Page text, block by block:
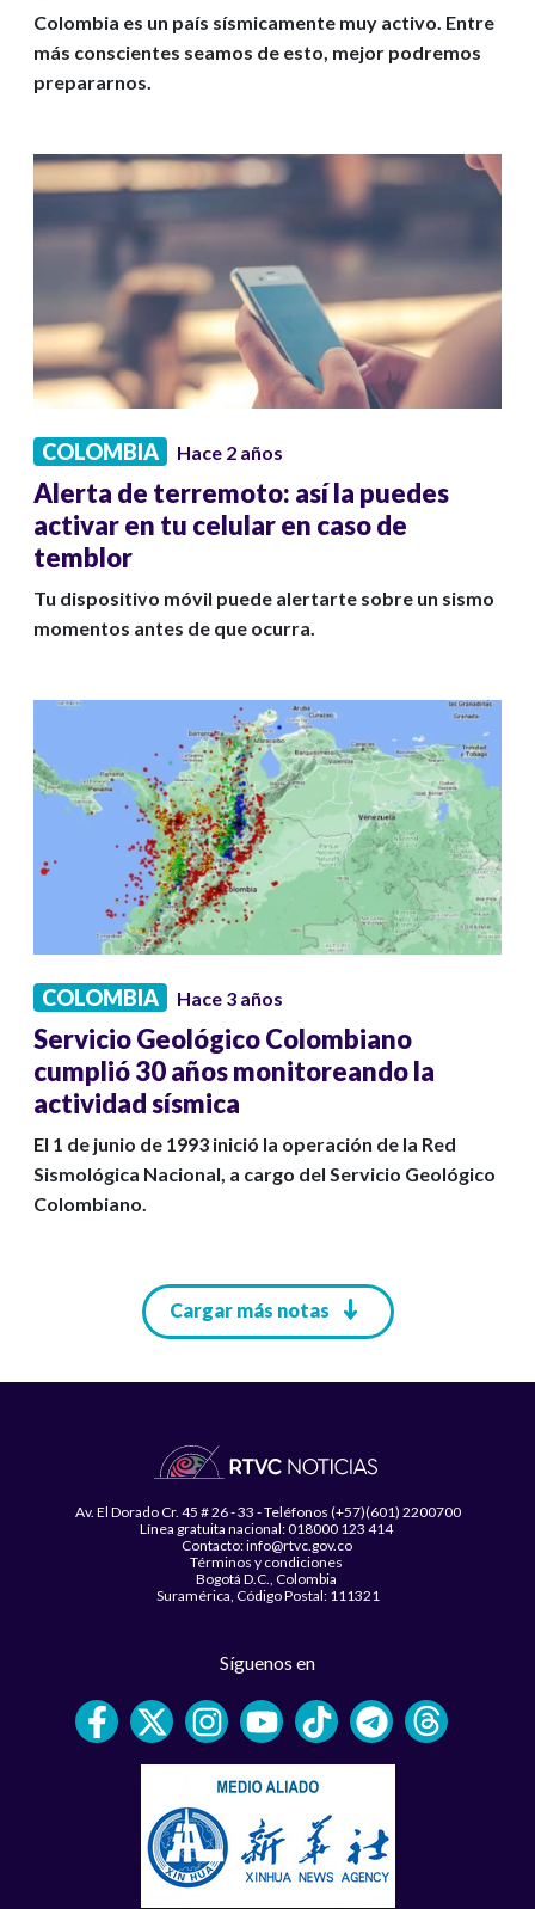
Colombia es un país sísmicamente muy activo. Entre
más conscientes seamos de esto, mejor podremos
prepararnos.
COLOMBIA Hace 2 años
Alerta de terremoto: así la puedes
activar en tu celular en caso de
temblor
Tu dispositivo móvil puede alertarte sobre un sismo
momentos antes de que ocurra.
COLOMBIA Hace 3 años
Servicio Geológico Colombiano
cumplió 30 años monitoreando la
actividad sísmica
El 1 de junio de 1993 inició la operación de la Red
Sismológica Nacional, a cargo del Servicio Geológico
Colombiano.
Cargar más notas
Av. El Dorado Cr. 45 # 26 - 33 - Teléfonos (+57)(601) 2200700
Línea gratuita nacional: 018000 123 414
Contacto: info@rtvc.gov.co
Términos y condiciones
Bogotá D.C., Colombia
Suramérica, Código Postal: 111321
Síguenos en